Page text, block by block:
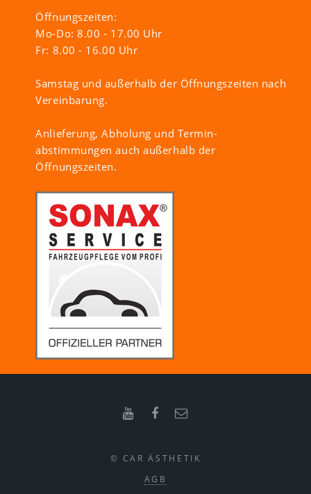
Öffnungszeiten:
Mo-Do: 8.00 - 17.00 Uhr
Fr: 8.00 - 16.00 Uhr
Samstag und außerhalb der Öffnungszeiten nach
Vereinbarung.
Anlieferung, Abholung und Termin-
abstimmungen auch außerhalb der
Öffnungszeiten.
© CAR ÄSTHETIK
AGB